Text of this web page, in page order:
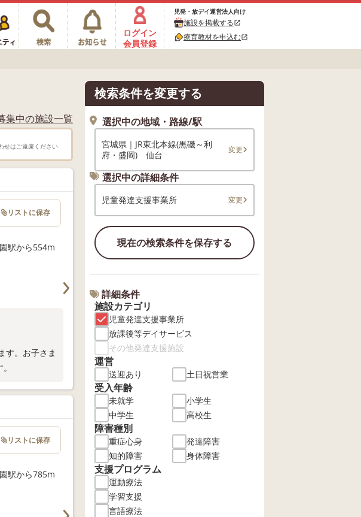
ログイン
会員登録
児発・放デイ運営法人向け
施設を掲載するopen_in_new
療育教材を申込むopen_in_new
集中の施設一覧
せはご遠慮ください
駅から554m
す。お子さま
リストに保存
駅から785m
リストに保存
検索条件を変更する
選択中の地域・路線/駅
宮城県｜JR東北本線(黒磯～利
府・盛岡) 仙台
変更
選択中の詳細条件
児童発達支援事業所 変更
現在の検索条件を保存する
詳細条件
施設カテゴリ
児童発達支援事業所
放課後等デイサービス
その他発達支援施設
運営
送迎あり 土日祝営業
受入年齢
未就学
小学生
中学生
高校生
障害種別
重症心身
発達障害
知的障害
身体障害
支援プログラム
運動療法
学習支援
言語療法